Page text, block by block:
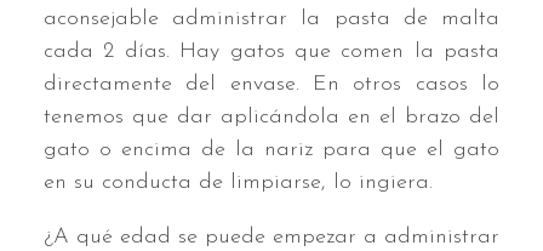
aconsejable administrar la pasta de malta
cada 2 días. Hay gatos que comen la pasta
directamente del envase. En otros casos lo
tenemos que dar aplicándola en el brazo del
gato o encima de la nariz para que el gato
en su conducta de limpiarse, lo ingiera.
¿A qué edad se puede empezar a administrar